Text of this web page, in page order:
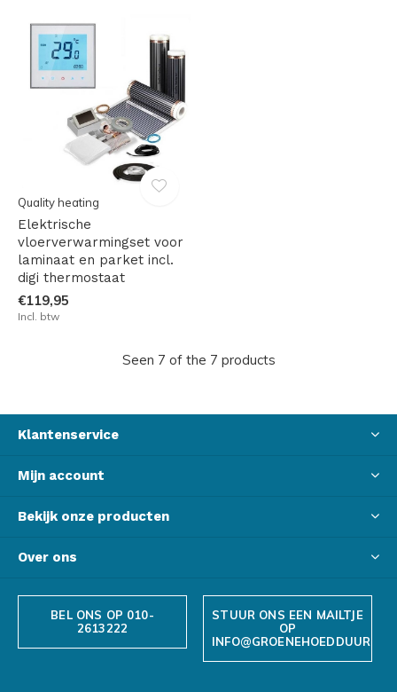
Quality heating
Elektrische
vloerverwarmingset voor
laminaat en parket incl.
digi thermostaat
€119,95
Incl. btw
Seen 7 of the 7 products
Klantenservice
Mijn account
Bekijk onze producten
Over ons
BEL ONS OP 010-
2613222
STUUR ONS EEN MAILTJE
OP